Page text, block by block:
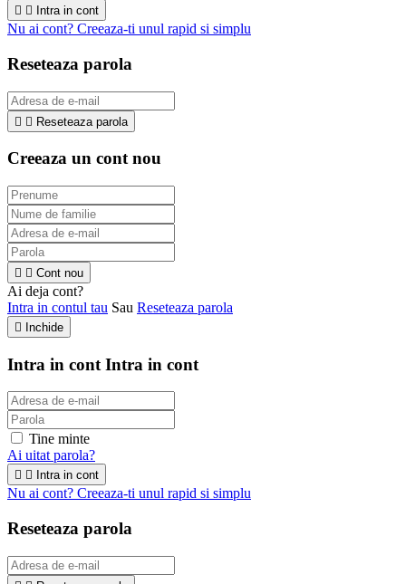
  Intra in cont
Nu ai cont? Creeaza-ti unul rapid si simplu
Reseteaza parola
  Reseteaza parola
Creeaza un cont nou
  Cont nou
Ai deja cont?
Intra in contul tau Sau Reseteaza parola
 Inchide
Intra in cont Intra in cont
Tine minte
Ai uitat parola?
  Intra in cont
Nu ai cont? Creeaza-ti unul rapid si simplu
Reseteaza parola